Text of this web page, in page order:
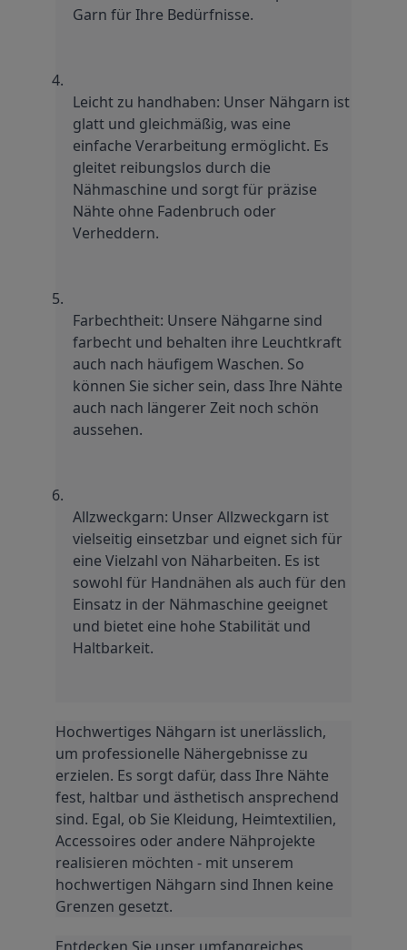
Garn für Ihre Bedürfnisse.
Leicht zu handhaben: Unser Nähgarn ist
glatt und gleichmäßig, was eine
einfache Verarbeitung ermöglicht. Es
gleitet reibungslos durch die
Nähmaschine und sorgt für präzise
Nähte ohne Fadenbruch oder
Verheddern.
Farbechtheit: Unsere Nähgarne sind
farbecht und behalten ihre Leuchtkraft
auch nach häufigem Waschen. So
können Sie sicher sein, dass Ihre Nähte
auch nach längerer Zeit noch schön
aussehen.
Allzweckgarn: Unser Allzweckgarn ist
vielseitig einsetzbar und eignet sich für
eine Vielzahl von Näharbeiten. Es ist
sowohl für Handnähen als auch für den
Einsatz in der Nähmaschine geeignet
und bietet eine hohe Stabilität und
Haltbarkeit.
Hochwertiges Nähgarn ist unerlässlich,
um professionelle Nähergebnisse zu
erzielen. Es sorgt dafür, dass Ihre Nähte
fest, haltbar und ästhetisch ansprechend
sind. Egal, ob Sie Kleidung, Heimtextilien,
Accessoires oder andere Nähprojekte
realisieren möchten - mit unserem
hochwertigen Nähgarn sind Ihnen keine
Grenzen gesetzt.